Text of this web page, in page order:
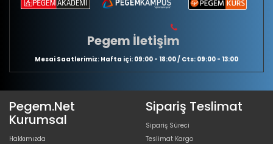
Pegem İletişim
Mesai Saatlerimiz: Hafta içi: 09:00 - 18:00 / Cts: 09:00 - 13:00
Pegem.Net
Kurumsal
Hakkımızda
Sipariş Teslimat
Sipariş Süreci
Teslimat Kargo